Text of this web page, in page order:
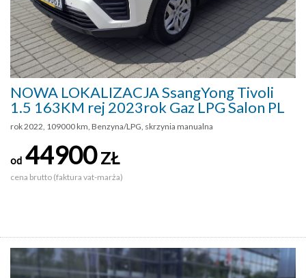
NOWA LOKALIZACJA SsangYong Tivoli
1.5 163KM rej 2023rok Gaz LPG Salon PL
rok 2022, 109000 km, Benzyna/LPG, skrzynia manualna
od 44900ZŁ
cena brutto (faktura vat-marża)